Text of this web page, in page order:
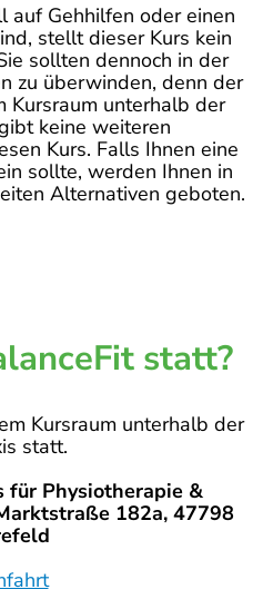
auf Gehhilfen oder einen
stellt dieser Kurs kein
sollten dennoch in der
zu überwinden, denn der
Kursraum unterhalb der
keine weiteren
Kurs. Falls Ihnen eine
sollte, werden Ihnen in
Alternativen geboten.
statt?
Kursraum unterhalb der
statt.
für Physiotherapie &
182a, 47798